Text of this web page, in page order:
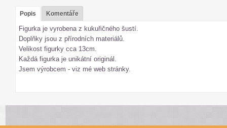
Popis Komentáře
Figurka je vyrobena z kukuřičného šustí.
Doplňky jsou z přírodních materiálů.
Velikost figurky cca 13cm.
Každá figurka je unikátní originál.
Jsem výrobcem - viz mé web stránky.